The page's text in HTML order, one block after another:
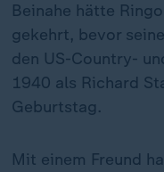
Beinahe hätte
gekehrt, bevor
den US-Country-
1940 als Richard
Geburtstag.
Mit einem Freund